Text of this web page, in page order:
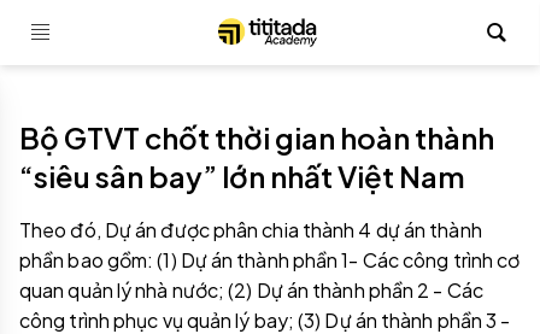
Bộ GTVT chốt thời gian hoàn thành
“siêu sân bay” lớn nhất Việt Nam
Theo đó, Dự án được phân chia thành 4 dự án thành
phần bao gồm: (1) Dự án thành phần 1- Các công trình cơ
quan quản lý nhà nước; (2) Dự án thành phần 2 - Các
công trình phục vụ quản lý bay; (3) Dự án thành phần 3 -